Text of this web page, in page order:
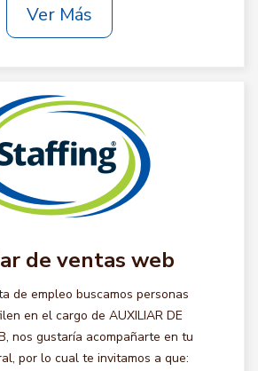
Ver Más
de ventas web
de empleo buscamos personas
en el cargo de AUXILIAR DE
nos gustaría acompañarte en tu
por lo cual te invitamos a que: